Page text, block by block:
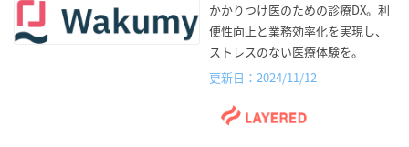
かかりつけ医のための診療DX。利
便性向上と業務効率化を実現し、
ストレスのない医療体験を。
更新日：2024/11/12